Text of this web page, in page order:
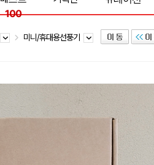
1 선풍기
100
미니/휴대용선풍기